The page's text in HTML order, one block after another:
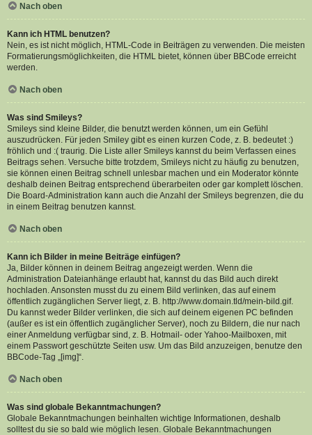
Nach oben
Kann ich HTML benutzen?
Nein, es ist nicht möglich, HTML-Code in Beiträgen zu verwenden. Die meisten
Formatierungsmöglichkeiten, die HTML bietet, können über BBCode erreicht
werden.
Nach oben
Was sind Smileys?
Smileys sind kleine Bilder, die benutzt werden können, um ein Gefühl
auszudrücken. Für jeden Smiley gibt es einen kurzen Code, z. B. bedeutet :)
fröhlich und :( traurig. Die Liste aller Smileys kannst du beim Verfassen eines
Beitrags sehen. Versuche bitte trotzdem, Smileys nicht zu häufig zu benutzen,
sie können einen Beitrag schnell unlesbar machen und ein Moderator könnte
deshalb deinen Beitrag entsprechend überarbeiten oder gar komplett löschen.
Die Board-Administration kann auch die Anzahl der Smileys begrenzen, die du
in einem Beitrag benutzen kannst.
Nach oben
Kann ich Bilder in meine Beiträge einfügen?
Ja, Bilder können in deinem Beitrag angezeigt werden. Wenn die
Administration Dateianhänge erlaubt hat, kannst du das Bild auch direkt
hochladen. Ansonsten musst du zu einem Bild verlinken, das auf einem
öffentlich zugänglichen Server liegt, z. B. http://www.domain.tld/mein-bild.gif.
Du kannst weder Bilder verlinken, die sich auf deinem eigenen PC befinden
(außer es ist ein öffentlich zugänglicher Server), noch zu Bildern, die nur nach
einer Anmeldung verfügbar sind, z. B. Hotmail- oder Yahoo-Mailboxen, mit
einem Passwort geschützte Seiten usw. Um das Bild anzuzeigen, benutze den
BBCode-Tag „[img]“.
Nach oben
Was sind globale Bekanntmachungen?
Globale Bekanntmachungen beinhalten wichtige Informationen, deshalb
solltest du sie so bald wie möglich lesen. Globale Bekanntmachungen